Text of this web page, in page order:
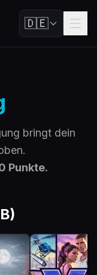
🇩🇪
bringt dein
Punkte.